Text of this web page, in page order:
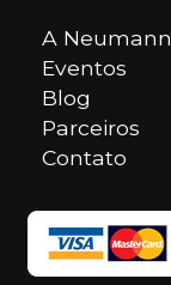
A Neumann
Eventos
Blog
Parceiros
Contato